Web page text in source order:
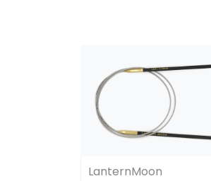
LanternMoon